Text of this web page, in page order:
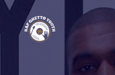
Skip
content